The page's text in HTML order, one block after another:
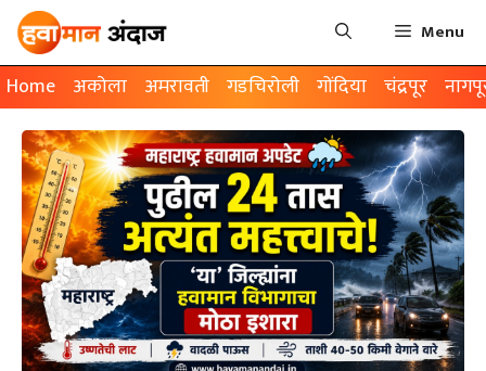
Menu
Home अकोला अमरावती गडचिरोली गोंदिया चंद्रपूर